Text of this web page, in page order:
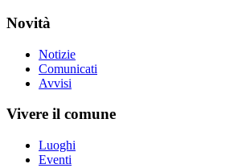
Novità
Notizie
Comunicati
Avvisi
Vivere il comune
Luoghi
Eventi